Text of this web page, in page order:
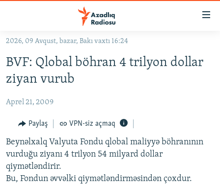
Əsas
qayıt
Əsas
naviqasiyaya
qayıt
#İZAHLA
KORRUPSIOMETR
#ƏSLINDƏ
FƏRQƏ BAX
QANUNI DOĞRU
ARAŞDIRMA
MULTIMEDIA
2026, 09 Avqust, bazar, Bakı vaxtı 16:24
BVF: Qlobal böhran 4 trilyon dollar
ziyan vurub
Aprel 21, 2009
Paylaş VPN-siz açmaq
Beynəlxalq Valyuta Fondu qlobal maliyyə böhranının
vurduğu ziyanı 4 trilyon 54 milyard dollar
qiymətləndirir.
Bu, Fondun əvvəlki qiymətləndirməsindən çoxdur.